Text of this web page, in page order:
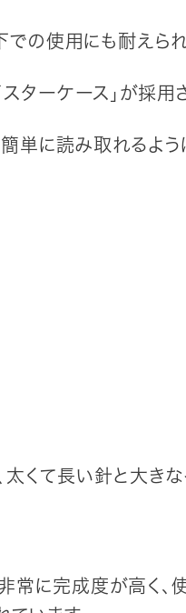
の使用にも耐えら
ターケース」が採用
単に読み取れるよ
太くて長い針と大き
常に完成度が高く